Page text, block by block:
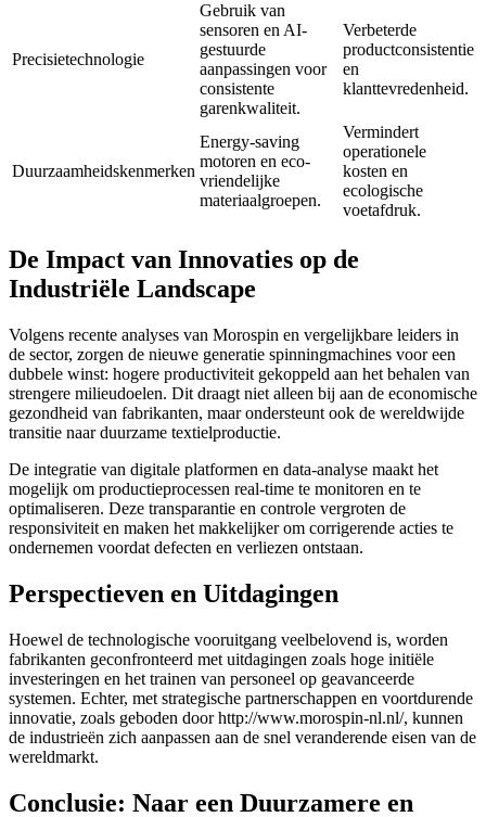
Precisietechnologie
Gebruik van
sensoren en AI-
gestuurde
aanpassingen voor
consistente
garenkwaliteit.
Verbeterde
productconsistentie
en
klanttevredenheid.
Duurzaamheidskenmerken
Energy-saving
motoren en eco-
vriendelijke
materiaalgroepen.
Vermindert
operationele
kosten en
ecologische
voetafdruk.
De Impact van Innovaties op de
Industriële Landscape
Volgens recente analyses van Morospin en vergelijkbare leiders in
de sector, zorgen de nieuwe generatie spinningmachines voor een
dubbele winst: hogere productiviteit gekoppeld aan het behalen van
strengere milieudoelen. Dit draagt niet alleen bij aan de economische
gezondheid van fabrikanten, maar ondersteunt ook de wereldwijde
transitie naar duurzame textielproductie.
De integratie van digitale platformen en data-analyse maakt het
mogelijk om productieprocessen real-time te monitoren en te
optimaliseren. Deze transparantie en controle vergroten de
responsiviteit en maken het makkelijker om corrigerende acties te
ondernemen voordat defecten en verliezen ontstaan.
Perspectieven en Uitdagingen
Hoewel de technologische vooruitgang veelbelovend is, worden
fabrikanten geconfronteerd met uitdagingen zoals hoge initiële
investeringen en het trainen van personeel op geavanceerde
systemen. Echter, met strategische partnerschappen en voortdurende
innovatie, zoals geboden door http://www.morospin-nl.nl/, kunnen
de industrieën zich aanpassen aan de snel veranderende eisen van de
wereldmarkt.
Conclusie: Naar een Duurzamere en